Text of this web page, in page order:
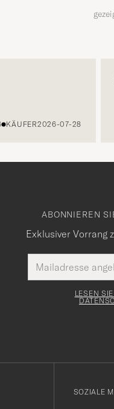
2026-07-28
ABONNIEREN
Exklusiver Vorrang
Mail
Adresse
Pflichtfeld
LESEN
SOZIALE